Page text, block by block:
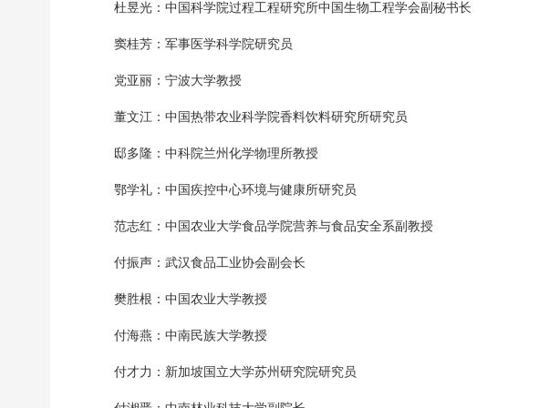
杜昱光：中国科学院过程工程研究所中国生物工程学会副秘书长
窦桂芳：军事医学科学院研究员
党亚丽：宁波大学教授
董文江：中国热带农业科学院香料饮料研究所研究员
邸多隆：中科院兰州化学物理所教授
鄂学礼：中国疾控中心环境与健康所研究员
范志红：中国农业大学食品学院营养与食品安全系副教授
付振声：武汉食品工业协会副会长
樊胜根：中国农业大学教授
付海燕：中南民族大学教授
付才力：新加坡国立大学苏州研究院研究员